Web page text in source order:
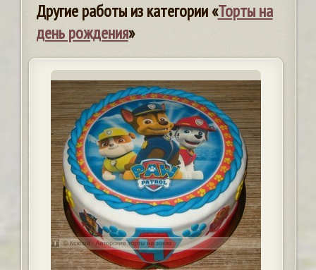
Другие работы из категории «Торты на
день рождения»